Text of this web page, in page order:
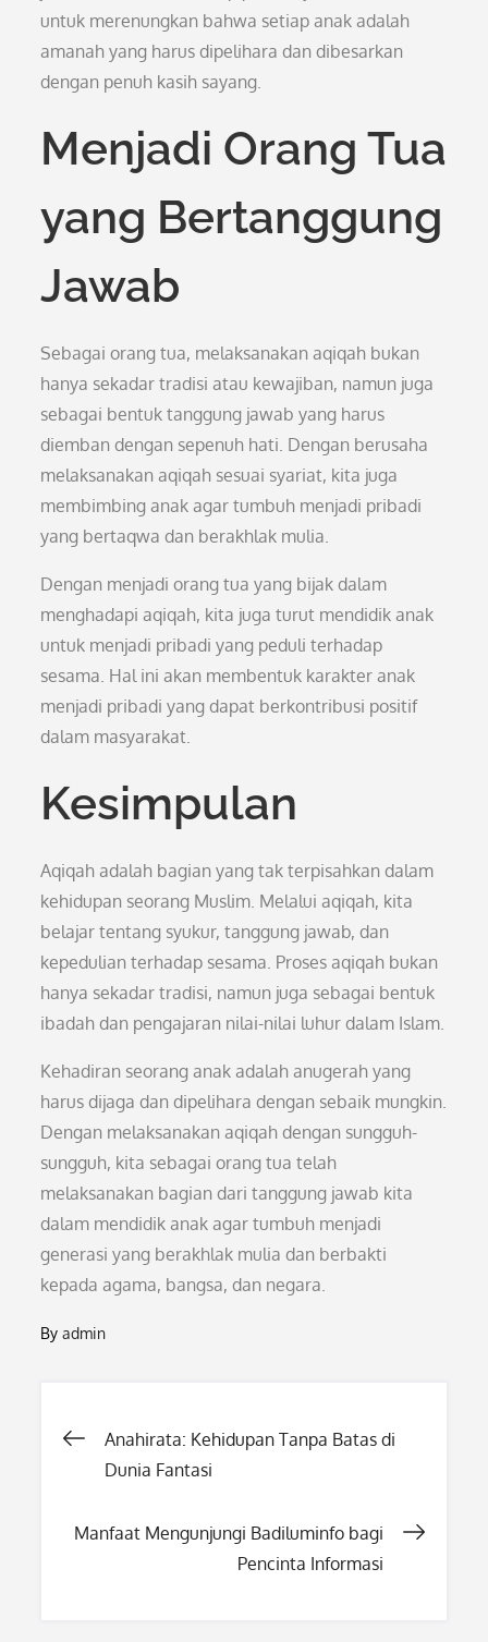
untuk merenungkan bahwa setiap anak adalah
amanah yang harus dipelihara dan dibesarkan
dengan penuh kasih sayang.
Menjadi Orang Tua
yang Bertanggung
Jawab
Sebagai orang tua, melaksanakan aqiqah bukan
hanya sekadar tradisi atau kewajiban, namun juga
sebagai bentuk tanggung jawab yang harus
diemban dengan sepenuh hati. Dengan berusaha
melaksanakan aqiqah sesuai syariat, kita juga
membimbing anak agar tumbuh menjadi pribadi
yang bertaqwa dan berakhlak mulia.
Dengan menjadi orang tua yang bijak dalam
menghadapi aqiqah, kita juga turut mendidik anak
untuk menjadi pribadi yang peduli terhadap
sesama. Hal ini akan membentuk karakter anak
menjadi pribadi yang dapat berkontribusi positif
dalam masyarakat.
Kesimpulan
Aqiqah adalah bagian yang tak terpisahkan dalam
kehidupan seorang Muslim. Melalui aqiqah, kita
belajar tentang syukur, tanggung jawab, dan
kepedulian terhadap sesama. Proses aqiqah bukan
hanya sekadar tradisi, namun juga sebagai bentuk
ibadah dan pengajaran nilai-nilai luhur dalam Islam.
Kehadiran seorang anak adalah anugerah yang
harus dijaga dan dipelihara dengan sebaik mungkin.
Dengan melaksanakan aqiqah dengan sungguh-
sungguh, kita sebagai orang tua telah
melaksanakan bagian dari tanggung jawab kita
dalam mendidik anak agar tumbuh menjadi
generasi yang berakhlak mulia dan berbakti
kepada agama, bangsa, dan negara.
Byadmin
Post
Anahirata: Kehidupan Tanpa Batas di
Dunia Fantasi
Manfaat Mengunjungi Badiluminfo bagi
Pencinta Informasi